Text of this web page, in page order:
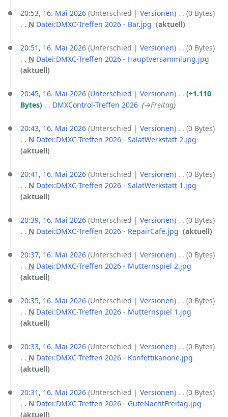
m
m
n
f
a
s
u
g
n
g
z
u
s
m
m
n
f
a
s
u
n
20:53, 16. Mai 2026 Unterschied Versionen
0 Bytes
N Datei:DMXC-Treffen 2026 - Bar.jpg
e
n
B
e
r
e
t
n
g
z
u
a
m
m
n
f
a
s
u
n
aktuell
20:51, 16. Mai 2026 Unterschied Versionen
0 Bytes
N Datei:DMXC-Treffen 2026 - Hauptversammlung.jpg
K
i
n
B
a
b
i
u
z
u
s
m
m
e
f
a
s
u
n
aktuell
20:45, 16. Mai 2026 Unterschied Versionen
+1.110
Bytes
DMXControl-Treffen 2026 →‎Freitag
20:43, 16. Mai 2026 Unterschied Versionen
0 Bytes
N Datei:DMXC-Treffen 2026 - SalatWerkstatt 2.jpg
K
i
e
e
b
i
u
g
s
u
s
a
m
e
aktuell
20:41, 16. Mai 2026 Unterschied Versionen
0 Bytes
N Datei:DMXC-Treffen 2026 - SalatWerkstatt 1.jpg
K
i
B
a
b
i
u
g
s
u
s
aktuell
20:39, 16. Mai 2026 Unterschied Versionen
0 Bytes
N Datei:DMXC-Treffen 2026 - RepairCafe.jpg
e
n
B
a
b
i
u
g
aktuell
20:37, 16. Mai 2026 Unterschied Versionen
0 Bytes
N Datei:DMXC-Treffen 2026 - Mutternspiel 2.jpg
K
i
e
e
r
e
t
aktuell
20:35, 16. Mai 2026 Unterschied Versionen
0 Bytes
N Datei:DMXC-Treffen 2026 - Mutternspiel 1.jpg
K
i
e
e
r
aktuell
20:33, 16. Mai 2026 Unterschied Versionen
0 Bytes
N Datei:DMXC-Treffen 2026 - Konfettikanone.jpg
K
i
e
aktuell
20:31, 16. Mai 2026 Unterschied Versionen
0 Bytes
N Datei:DMXC-Treffen 2026 - GuteNachtFreitag.jpg
Kaktuell